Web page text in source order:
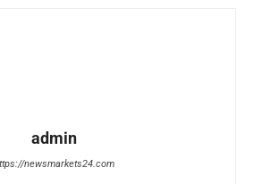
admin
newsmarkets24.com